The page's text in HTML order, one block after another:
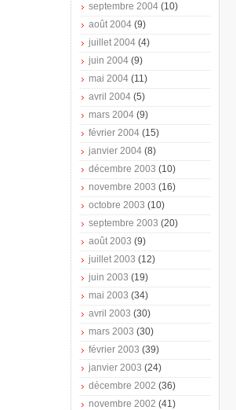
septembre 2004 (10)
août 2004 (9)
juillet 2004 (4)
juin 2004 (9)
mai 2004 (11)
avril 2004 (5)
mars 2004 (9)
février 2004 (15)
janvier 2004 (8)
décembre 2003 (10)
novembre 2003 (16)
octobre 2003 (10)
septembre 2003 (20)
août 2003 (9)
juillet 2003 (12)
juin 2003 (19)
mai 2003 (34)
avril 2003 (30)
mars 2003 (30)
février 2003 (39)
janvier 2003 (24)
décembre 2002 (36)
novembre 2002 (41)